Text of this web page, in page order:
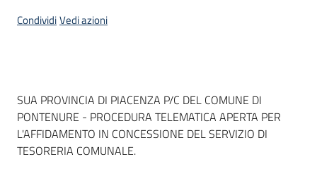
CondividiVedi azioni
Dati del bando
SUA PROVINCIA DI PIACENZA P/C DEL COMUNE DI
PONTENURE - PROCEDURA TELEMATICA APERTA PER
L'AFFIDAMENTO IN CONCESSIONE DEL SERVIZIO DI
TESORERIA COMUNALE.